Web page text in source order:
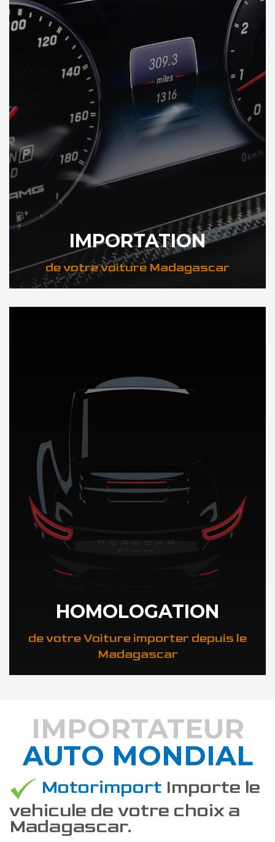
IMPORTATION
de votre voiture Madagascar
DÉCOUVREZ NOTRE IMPORTATION AUTO a Madagascar
HOMOLOGATION
de votre Voiture importer depuis le
Madagascar
DÉCOUVREZ COMMENT
IMPORTATEUR
AUTO MONDIAL
Motorimport Importe le
vehicule de votre choix a
Madagascar.